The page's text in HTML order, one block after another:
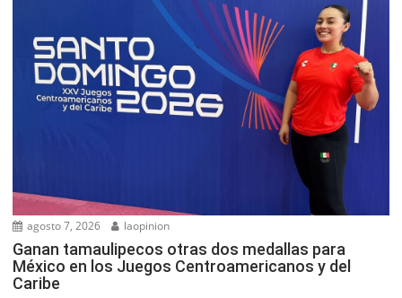
agosto 7, 2026 laopinion
Ganan tamaulipecos otras dos medallas para
México en los Juegos Centroamericanos y del
Caribe